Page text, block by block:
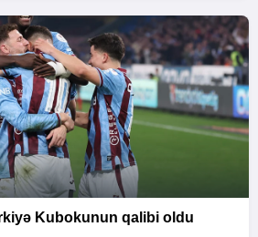
Kubokunun qalibi oldu